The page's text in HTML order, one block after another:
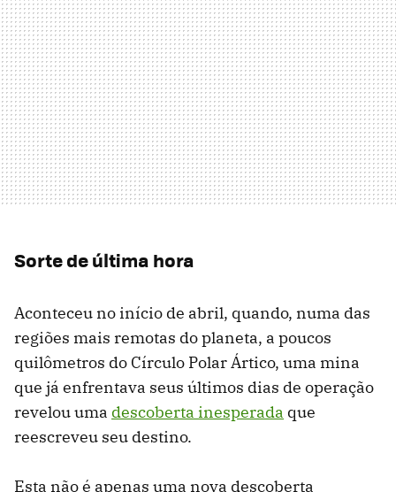
Sorte de última hora
Aconteceu no início de abril, quando, numa das
regiões mais remotas do planeta, a poucos
quilômetros do Círculo Polar Ártico, uma mina
que já enfrentava seus últimos dias de operação
revelou uma descoberta inesperada que
reescreveu seu destino.
Esta não é apenas uma nova descoberta